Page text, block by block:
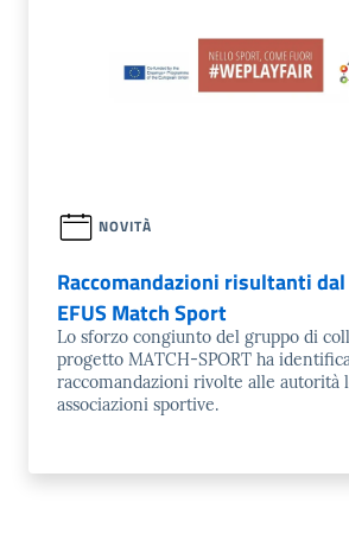
NOVITÀ
Raccomandazioni risultanti
EFUS Match Sport
Lo sforzo congiunto del gruppo di
progetto MATCH-SPORT ha
raccomandazioni rivolte alle autorità
associazioni sportive.